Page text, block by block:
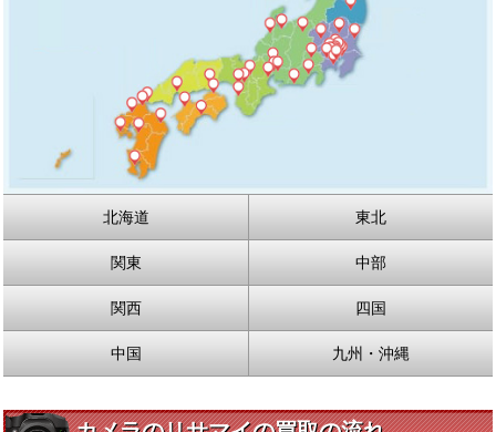
北海道 東北
関東 中部
関西 四国
中国 九州・沖縄